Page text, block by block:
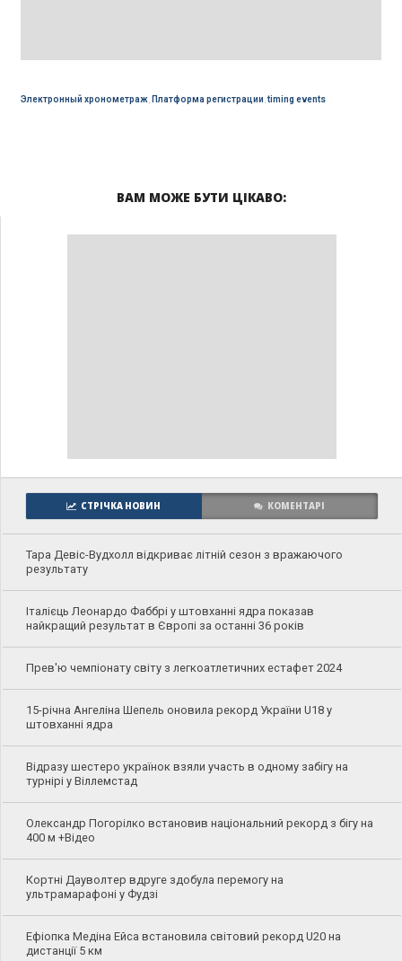
Электронный хронометраж, Платформа регистрации timing events
ВАМ МОЖЕ БУТИ ЦІКАВО:
СТРІЧКА НОВИН КОМЕНТАРІ
Тара Девіс-Вудхолл відкриває літній сезон з вражаючого
результату
Італієць Леонардо Фаббрі у штовханні ядра показав
найкращий результат в Європі за останні 36 років
Прев'ю чемпіонату світу з легкоатлетичних естафет 2024
15-річна Ангеліна Шепель оновила рекорд України U18 у
штовханні ядра
Відразу шестеро українок взяли участь в одному забігу на
турнірі у Віллемстад
Олександр Погорілко встановив національний рекорд з бігу на
400 м +Відео
Кортні Дауволтер вдруге здобула перемогу на
ультрамарафоні у Фудзі
Ефіопка Медіна Ейса встановила світовий рекорд U20 на
дистанції 5 км